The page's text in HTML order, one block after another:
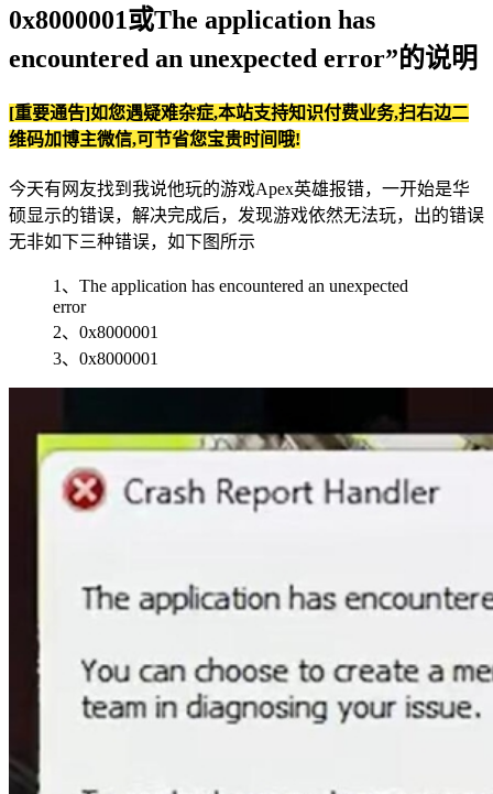
0x8000001或The application has
encountered an unexpected error”的说明
[重要通告]如您遇疑难杂症,本站支持知识付费业务,扫右边二
维码加博主微信,可节省您宝贵时间哦!
今天有网友找到我说他玩的游戏Apex英雄报错，一开始是华
硕显示的错误，解决完成后，发现游戏依然无法玩，出的错误
无非如下三种错误，如下图所示
1、The application has encountered an unexpected
error
2、0x8000001
3、0x8000001